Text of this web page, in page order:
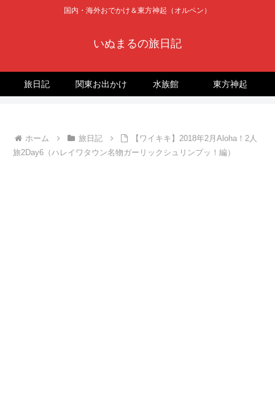
国内・海外おでかけ＆東方神起（オルペン）
いぬまるの旅日記
旅日記 関東お出かけ 水族館 東方神起
ホーム 旅日記
【ワイキキ】2018年2月Aloha！2人
旅2Day6（ハレイワタウン名物ガーリックシュリンプッ！編）